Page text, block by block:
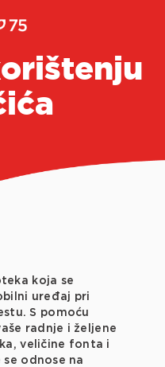
koja se
uređaj pri
S pomoću
radnje i željene
veličine fonta i
odnose na